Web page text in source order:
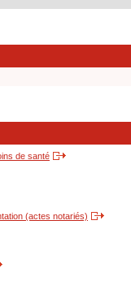
de santé
(actes notariés)